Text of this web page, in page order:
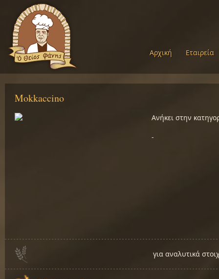
Αρχική Εταιρεία
Mokkaccino
Ανήκει στην
-
για αναλυτικά